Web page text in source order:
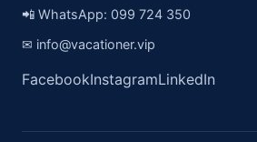
📲 WhatsApp: 099 724 350
✉ info@vacationer.vip
FacebookInstagramLinkedIn